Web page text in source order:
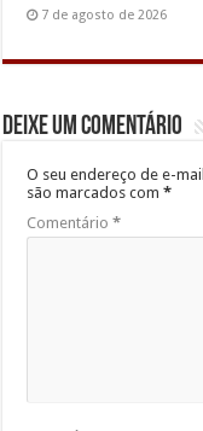
7 de agosto de 2026
Deixe um comentário
O seu endereço de e-
são marcados com*
Comentário*